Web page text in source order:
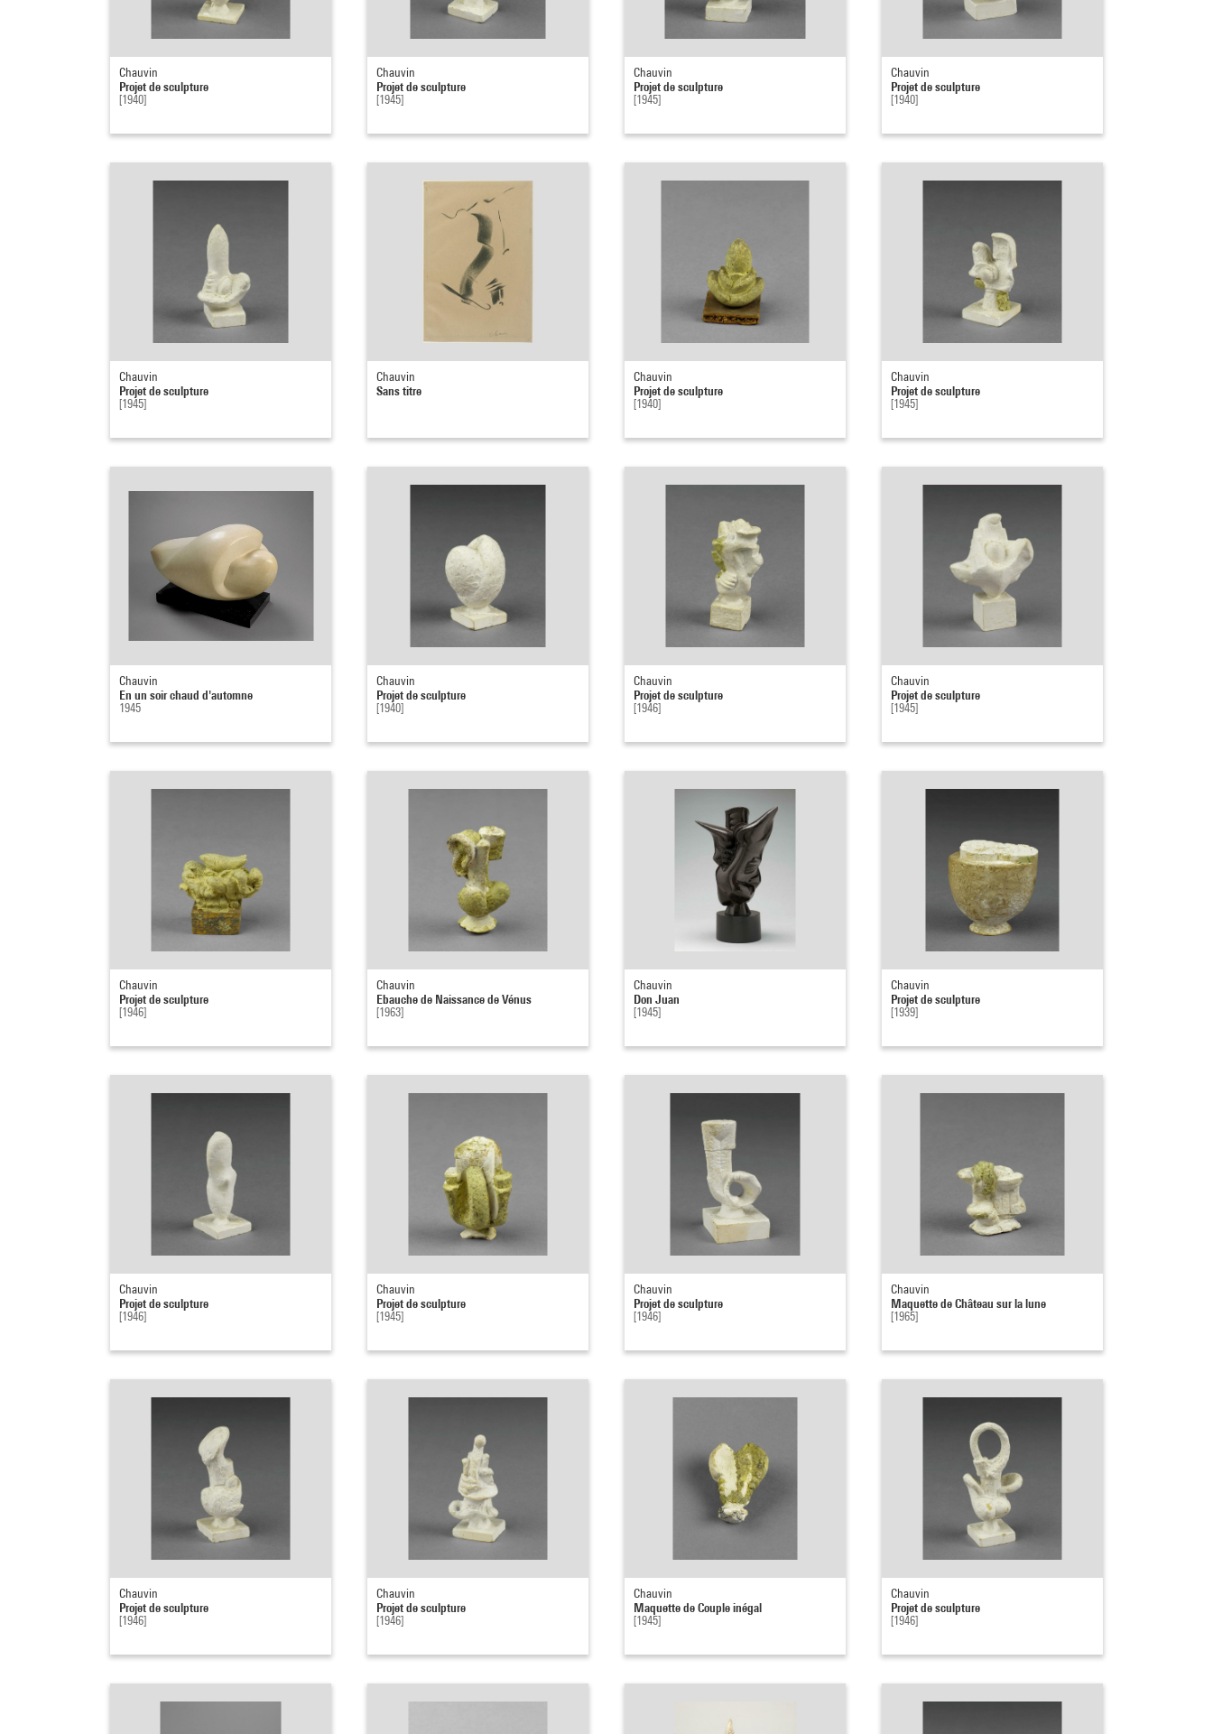
Chauvin
Projet de sculpture
[1940]
Chauvin
Projet de sculpture
[1945]
Chauvin
Projet de sculpture
[1945]
Chauvin
Projet de sculpture
[1940]
Chauvin
Projet de sculpture
[1945]
Chauvin
Sans titre
Chauvin
Projet de sculpture
[1940]
Chauvin
Projet de sculpture
[1945]
Chauvin
En un soir chaud d'automne
1945
Chauvin
Projet de sculpture
[1940]
Chauvin
Projet de sculpture
[1946]
Chauvin
Projet de sculpture
[1945]
Chauvin
Projet de sculpture
[1946]
Chauvin
Ebauche de Naissance de Vénus
[1963]
Chauvin
Don Juan
[1945]
Chauvin
Projet de sculpture
[1939]
Chauvin
Projet de sculpture
[1946]
Chauvin
Projet de sculpture
[1945]
Chauvin
Projet de sculpture
[1946]
Chauvin
Maquette de Château sur la lune
[1965]
Chauvin
Projet de sculpture
[1946]
Chauvin
Projet de sculpture
[1946]
Chauvin
Maquette de Couple inégal
[1945]
Chauvin
Projet de sculpture
[1946]